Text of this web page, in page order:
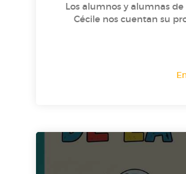
Los alumnos y alumnas
Cécile nos cuentan su